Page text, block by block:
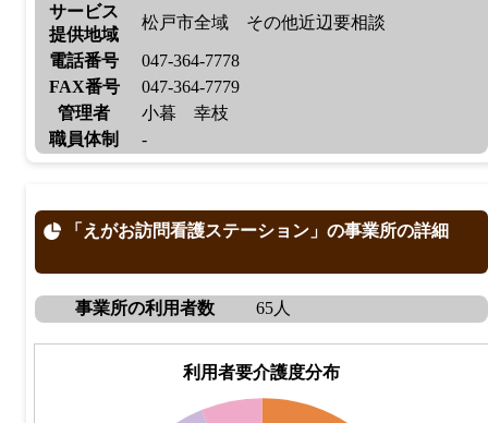
サービス
提供地域
松戸市全域 その他近辺要相談
電話番号
047-364-7778
FAX番号
047-364-7779
管理者
小暮 幸枝
職員体制
-
「えがお訪問看護ステーション」の事業所の詳細
事業所の利用者数 65人
利用者要介護度分布